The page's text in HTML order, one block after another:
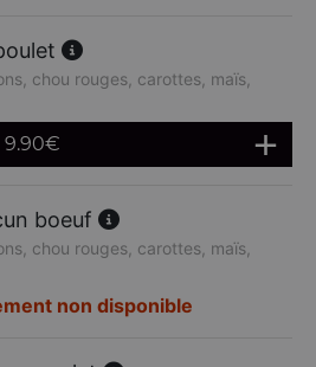
chou rouges, carottes, maïs,
9.90€
boeuf
chou rouges, carottes, maïs,
non disponible